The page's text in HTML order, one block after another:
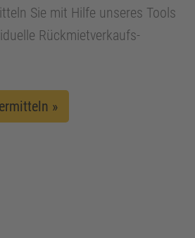
Sie mit Hilfe unseres Tools
Rückmietverkaufs-
»